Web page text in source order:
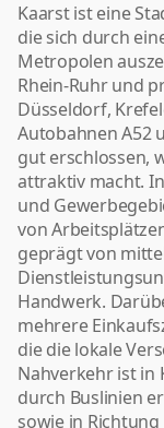
Kaarst ist eine
die sich durch
Metropolen
Rhein-Ruhr und
Düsseldorf,
Autobahnen A52
gut erschlossen,
attraktiv macht.
und
von
geprägt von
Handwerk.
mehrere
die die lokale
Nahverkehr ist in
durch Buslinien
sowie in